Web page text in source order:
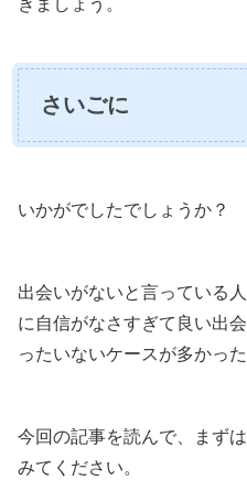
さいごに
いかがでしたでしょうか？
出会いがないと言っている
に自信がなさすぎて良い出
ったいないケースが多かった
今回の記事を読んで、まず
みてください。